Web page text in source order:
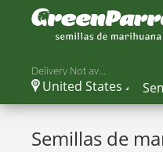
Delivery Not available
United States
Semillas de